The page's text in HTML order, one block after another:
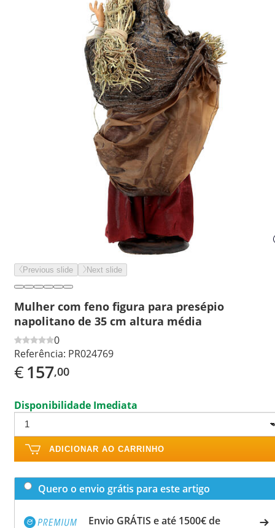
Previous slide Next slide
Mulher com feno figura para presépio
napolitano de 35 cm altura média
0
Referência: PR024769
€157,00
Disponibilidade Imediata
ADICIONAR AO CARRINHO
Quero o envio grátis para este artigo
Envio GRÁTIS e até 1500€ de